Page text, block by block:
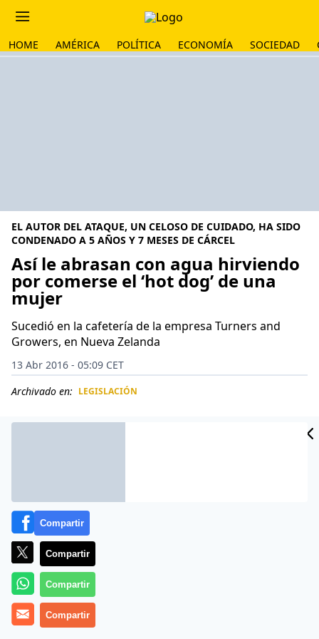
HOME AMÉRICA POLÍTICA ECONOMÍA SOCIEDAD
EL AUTOR DEL ATAQUE, UN CELOSO DE CUIDADO, HA SIDO
CONDENADO A 5 AÑOS Y 7 MESES DE CÁRCEL
Así le abrasan con agua hirviendo
por comerse el ‘hot dog’ de una
mujer
Sucedió en la cafetería de la empresa Turners and
Growers, en Nueva Zelanda
13 Abr 2016 - 05:09 CET
Archivado en: LEGISLACIÓN
El suceso es atroz, y un tribunal de Nueva Zelanda no
Compartir
Compartir
Compartir
Compartir